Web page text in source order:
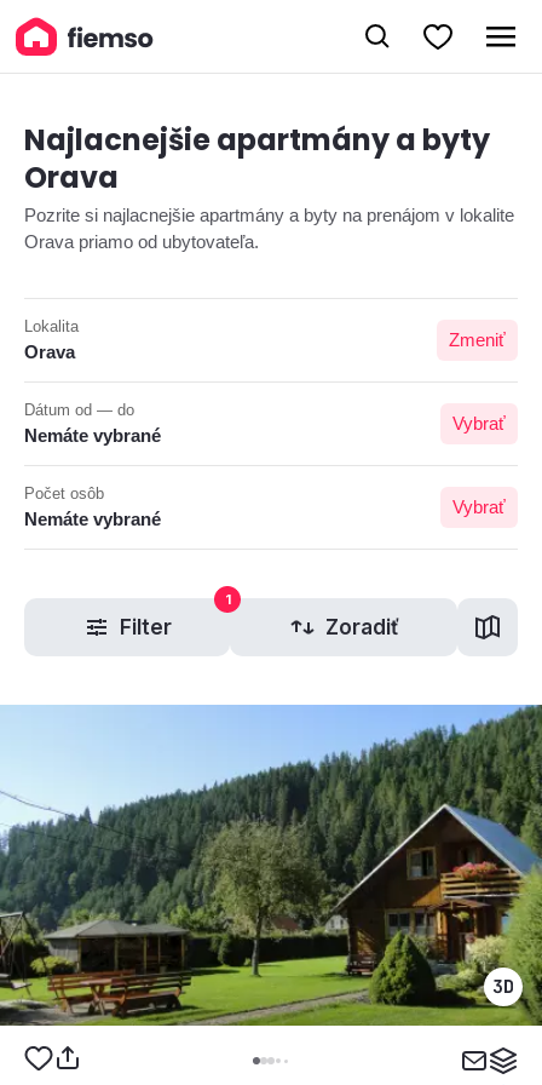
Najlacnejšie apartmány a byty
Orava
Pozrite si najlacnejšie apartmány a byty na prenájom v lokalite
Orava priamo od ubytovateľa.
Lokalita
Orava
Zmeniť
Dátum od — do
Nemáte vybrané
Vybrať
Počet osôb
Nemáte vybrané
Vybrať
Filter
1
Zoradiť